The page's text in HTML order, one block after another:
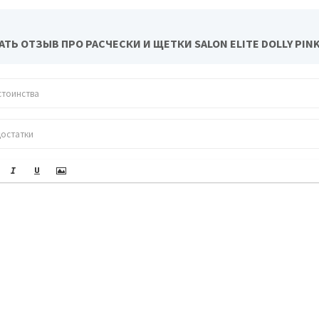
ОТЗЫВ ПРО РАСЧЕСКИ И ЩЕТКИ SALON ELITE DOLLY PINK